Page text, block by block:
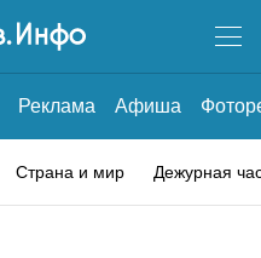
Реклама Афиша
Страна и мир Дежурная